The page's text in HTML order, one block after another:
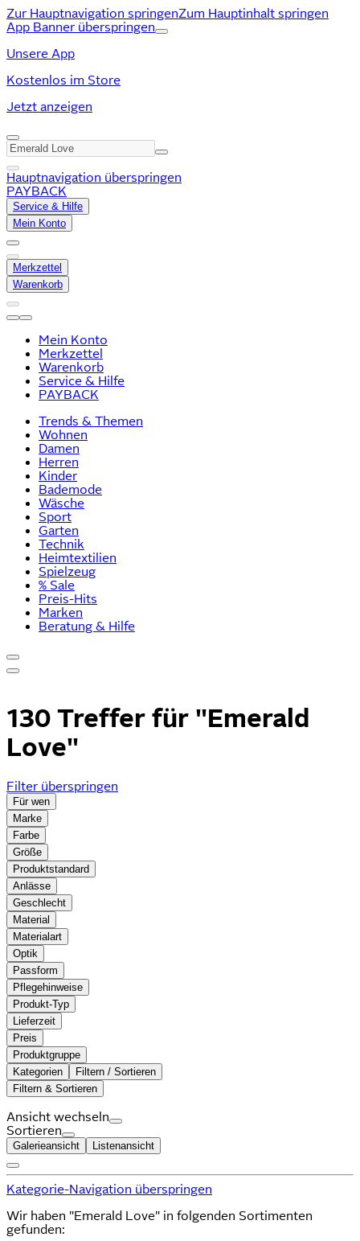
Zur Hauptnavigation springenZum Hauptinhalt springen
App Banner überspringen
Unsere App
Kostenlos im Store
Jetzt anzeigen
Hauptnavigation überspringen
PAYBACK
Service & Hilfe
Mein Konto
Merkzettel
Warenkorb
Mein Konto
Merkzettel
Warenkorb
Service & Hilfe
PAYBACK
Trends & Themen
Wohnen
Damen
Herren
Kinder
Bademode
Wäsche
Sport
Garten
Technik
Heimtextilien
Spielzeug
% Sale
Preis-Hits
Marken
Beratung & Hilfe
130 Treffer für "Emerald
Love"
Filter überspringen
Für wen
Marke
Farbe
Größe
Produktstandard
Anlässe
Geschlecht
Material
Materialart
Optik
Passform
Pflegehinweise
Produkt-Typ
Lieferzeit
Preis
Produktgruppe
Kategorien
Filtern / Sortieren
Filtern & Sortieren
Ansicht wechseln
Sortieren
Galerieansicht Listenansicht
Kategorie-Navigation überspringen
Wir haben "Emerald Love" in folgenden Sortimenten
gefunden: